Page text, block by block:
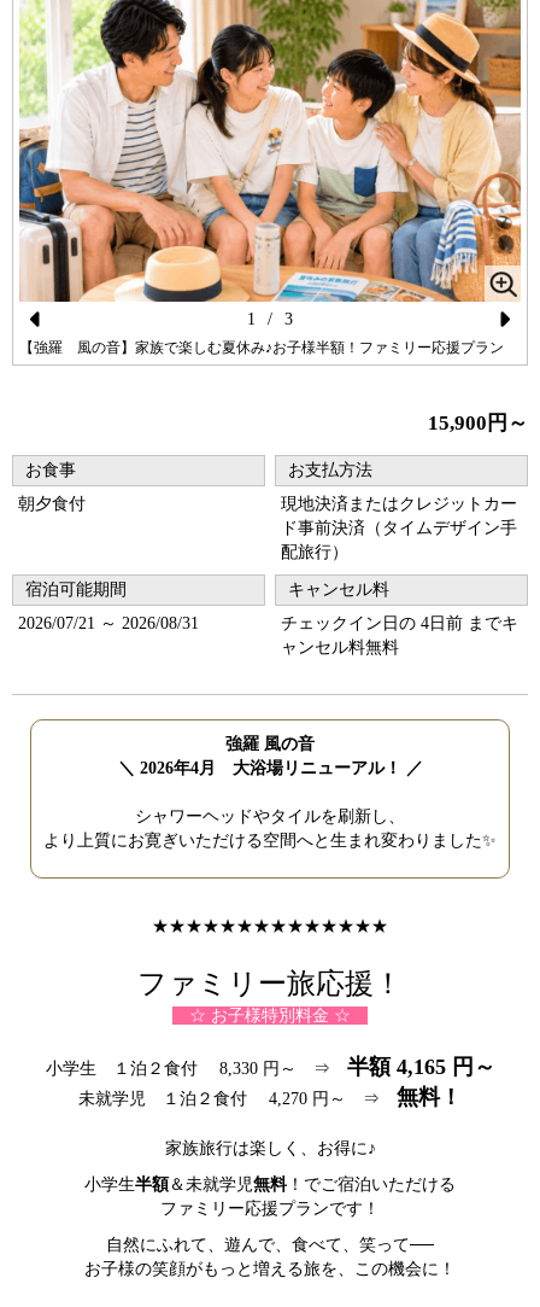
Pr
us
【強羅 風の音】家族で楽しむ夏休み♪お子様半額！ファミリー応援プラン
N
t
1 / 3
15,900円～
お食事
朝夕食付
お支払方法
現地決済またはクレジットカー
ド事前決済（タイムデザイン手
配旅行）
宿泊可能期間
2026/07/21 ～ 2026/08/31
キャンセル料
チェックイン日の 4日前 までキ
ャンセル料無料
強羅 風の音
＼ 2026年4月 大浴場リニューアル！ ／
シャワーヘッドやタイルを刷新し、
より上質にお寛ぎいただける空間へと生まれ変わりました✨
★★★★★★★★★★★★★★
ファミリー旅応援！
☆ お子様特別料金 ☆
小学生 １泊２食付 8,330 円～ ⇒ 半額 4,165 円～
未就学児 １泊２食付 4,270 円～ ⇒ 無料！
家族旅行は楽しく、お得に♪
小学生半額 ＆未就学児無料！でご宿泊いただける
ファミリー応援プランです！
自然にふれて、遊んで、食べて、笑って──
お子様の笑顔がもっと増える旅を、この機会に！